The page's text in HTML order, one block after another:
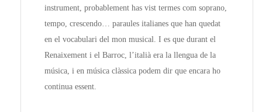
instrument, probablement has vist termes com soprano,
tempo, crescendo… paraules italianes que han quedat
en el vocabulari del mon musical. I es que durant el
Renaixement i el Barroc, l’italià era la llengua de la
música, i en música clàssica podem dir que encara ho
continua essent.